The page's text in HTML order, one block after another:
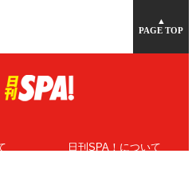
▲
PAGE TOP
日刊SPA！について